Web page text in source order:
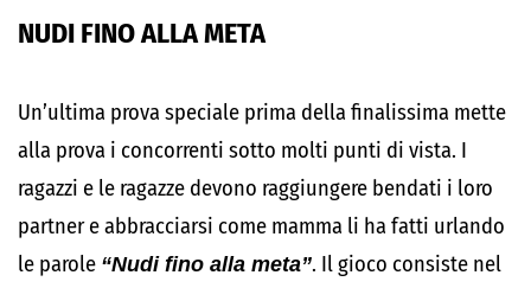
NUDI FINO ALLA META
Un’ultima prova speciale prima della finalissima mette
alla prova i concorrenti sotto molti punti di vista. I
ragazzi e le ragazze devono raggiungere bendati i loro
partner e abbracciarsi come mamma li ha fatti urlando
le parole “Nudi fino alla meta”. Il gioco consiste nel